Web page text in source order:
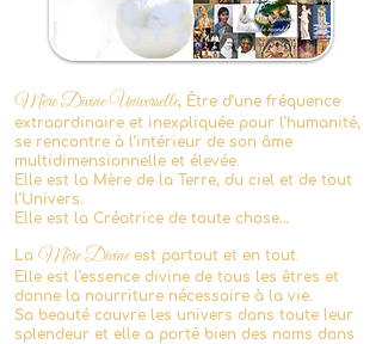
Mère Divine Universelle, Être d’une fréquence
extraordinaire et inexpliquée pour l’humanité,
se rencontre à l’intérieur de son âme
multidimensionnelle et élevée.
Elle est la Mère de la Terre, du ciel et de tout
l’Univers.
Elle est la Créatrice de toute chose…
La Mère Divineest partout et en tout.
Elle est l'essence divine de tous les êtres et
donne la nourriture nécessaire à la vie.
Sa beauté couvre les univers dans toute leur
splendeur et elle a porté bien des noms dans